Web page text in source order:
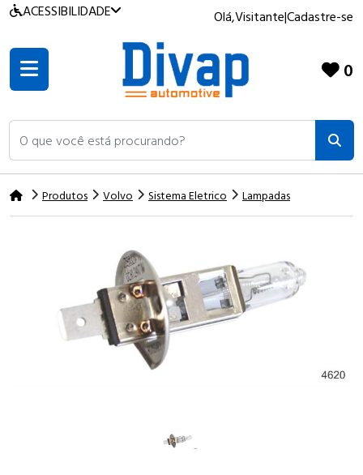
ACESSIBILIDADE Olá,Visitante|Cadastre-se
O que você está procurando?
0
Produtos Volvo Sistema Eletrico Lampadas